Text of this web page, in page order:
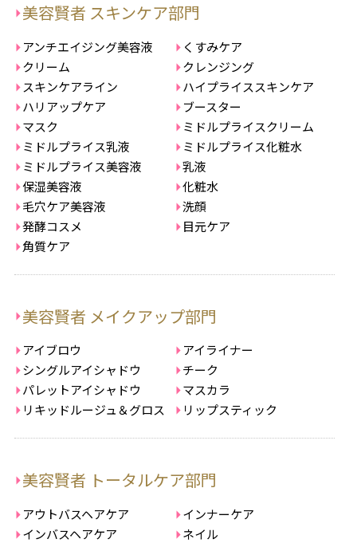
美容賢者 スキンケア部門
アンチエイジング美容液
くすみケア
クリーム
クレンジング
スキンケアライン
ハイプライススキンケア
ハリアップケア
ブースター
マスク
ミドルプライスクリーム
ミドルプライス乳液
ミドルプライス化粧水
ミドルプライス美容液
乳液
保湿美容液
化粧水
毛穴ケア美容液
洗顔
発酵コスメ
目元ケア
角質ケア
美容賢者 メイクアップ部門
アイブロウ
アイライナー
シングルアイシャドウ
チーク
パレットアイシャドウ
マスカラ
リキッドルージュ＆グロス
リップスティック
美容賢者 トータルケア部門
アウトバスヘアケア
インナーケア
インバスヘアケア
ネイル